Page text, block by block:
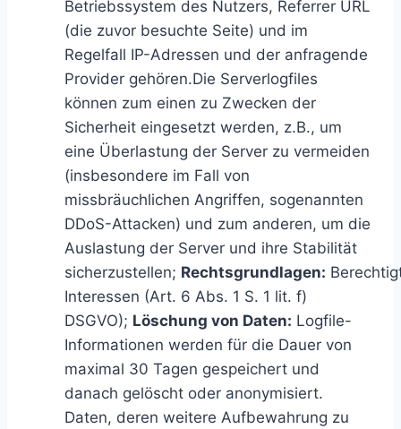
Betriebssystem des Nutzers, Referrer URL
(die zuvor besuchte Seite) und im
Regelfall IP-Adressen und der anfragende
Provider gehören.Die Serverlogfiles
können zum einen zu Zwecken der
Sicherheit eingesetzt werden, z.B., um
eine Überlastung der Server zu vermeiden
(insbesondere im Fall von
missbräuchlichen Angriffen, sogenannten
DDoS-Attacken) und zum anderen, um die
Auslastung der Server und ihre Stabilität
sicherzustellen; Rechtsgrundlagen:
Interessen (Art. 6 Abs. 1 S. 1 lit. f)
DSGVO); Löschung von Daten: Logfile-
Informationen werden für die Dauer von
maximal 30 Tagen gespeichert und
danach gelöscht oder anonymisiert.
Daten, deren weitere Aufbewahrung zu